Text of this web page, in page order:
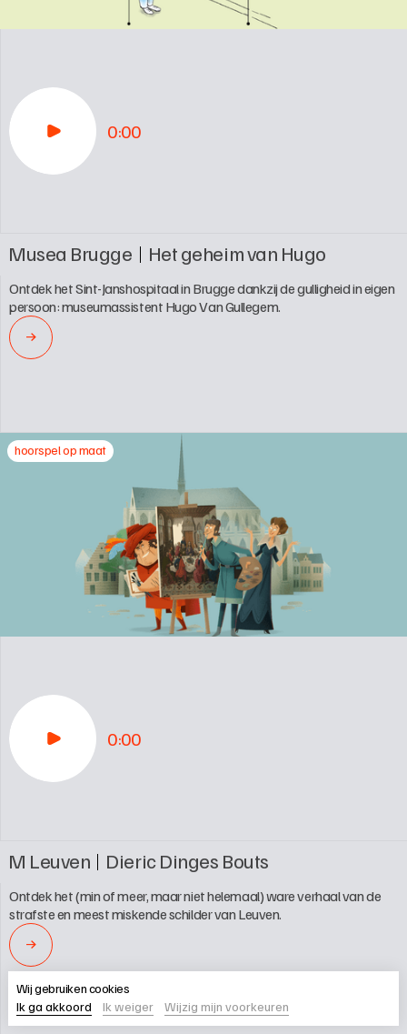
Wij gebruiken cookies
Ik ga akkoord
Ik weiger Wijzig mijn voorkeuren
0:00
Musea Brugge Het geheim van Hugo
Ontdek het Sint-Janshospitaal in Brugge dankzij de gulligheid in eigen
persoon: museumassistent Hugo Van Gullegem.
→
0:00
hoorspel op maat
M Leuven Dieric Dinges Bouts
Ontdek het (min of meer, maar niet helemaal) ware verhaal van de
strafste en meest miskende schilder van Leuven.
→